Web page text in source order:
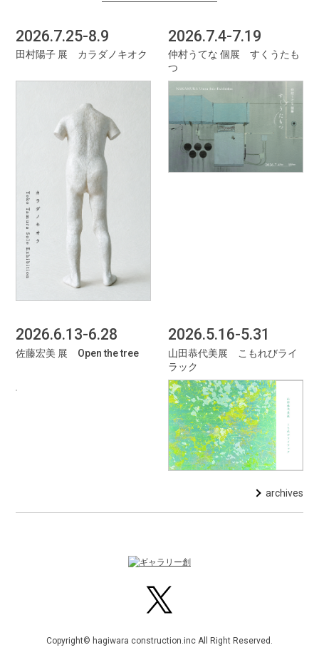
2026.7.25-8.9
田村陽子 展 カラダノキオク
2026.7.4-7.19
仲村うてな 個展 すくうたも
つ
2026.6.13-6.28
佐藤宏美 展 Open the tree
2026.5.16-5.31
山田恭代美展 こもれびライ
ラック
archives
Copyright© hagiwara construction.inc All Right Reserved.